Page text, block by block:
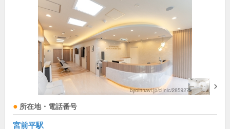
所在地・電話番号
宮前平駅